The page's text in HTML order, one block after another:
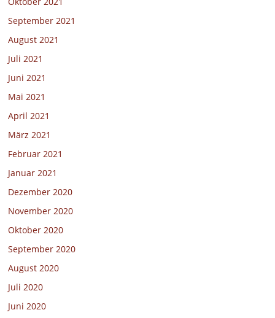
September 2021
August 2021
Juli 2021
Juni 2021
Mai 2021
April 2021
März 2021
Februar 2021
Januar 2021
Dezember 2020
November 2020
Oktober 2020
September 2020
August 2020
Juli 2020
Juni 2020